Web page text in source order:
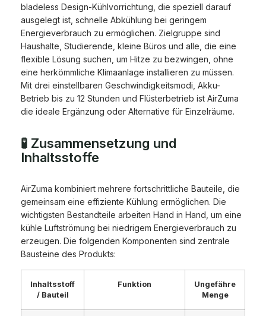
bladeless Design-Kühlvorrichtung, die speziell darauf
ausgelegt ist, schnelle Abkühlung bei geringem
Energieverbrauch zu ermöglichen. Zielgruppe sind
Haushalte, Studierende, kleine Büros und alle, die eine
flexible Lösung suchen, um Hitze zu bezwingen, ohne
eine herkömmliche Klimaanlage installieren zu müssen.
Mit drei einstellbaren Geschwindigkeitsmodi, Akku-
Betrieb bis zu 12 Stunden und Flüsterbetrieb ist AirZuma
die ideale Ergänzung oder Alternative für Einzelräume.
🧪 Zusammensetzung und
Inhaltsstoffe
AirZuma kombiniert mehrere fortschrittliche Bauteile, die
gemeinsam eine effiziente Kühlung ermöglichen. Die
wichtigsten Bestandteile arbeiten Hand in Hand, um eine
kühle Luftströmung bei niedrigem Energieverbrauch zu
erzeugen. Die folgenden Komponenten sind zentrale
Bausteine des Produkts:
Inhaltsstoff
/ Bauteil
Funktion
Ungefähre
Menge